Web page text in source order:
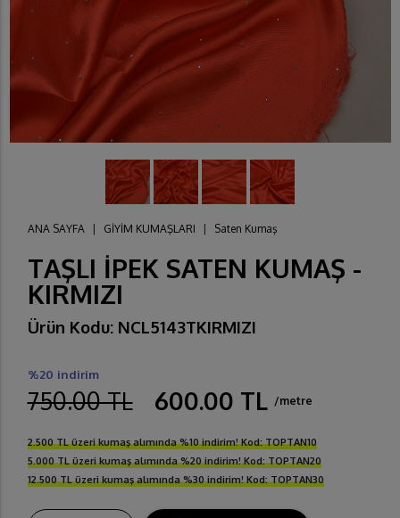
ANA SAYFA GİYİM KUMAŞLARI Saten Kumaş
TAŞLI İPEK SATEN KUMAŞ -
KIRMIZI
Ürün Kodu: NCL5143TKIRMIZI
%20 indirim
750.00 TL 600.00 TL /metre
2.500 TL üzeri kumaş alımında %10 indirim! Kod: TOPTAN10
5.000 TL üzeri kumaş alımında %20 indirim! Kod: TOPTAN20
12.500 TL üzeri kumaş alımında %30 indirim! Kod: TOPTAN30